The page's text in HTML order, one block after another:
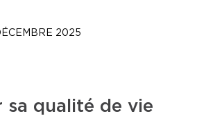
2025
sa qualité de vie